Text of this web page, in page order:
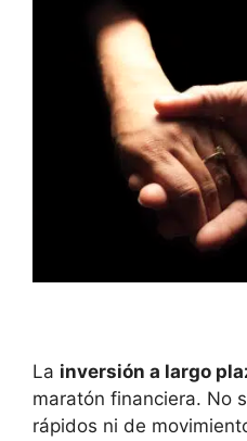
La inversión a largo
maratón financiera. No
rápidos ni de